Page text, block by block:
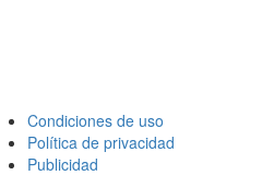
Condiciones de uso
Política de privacidad
Publicidad